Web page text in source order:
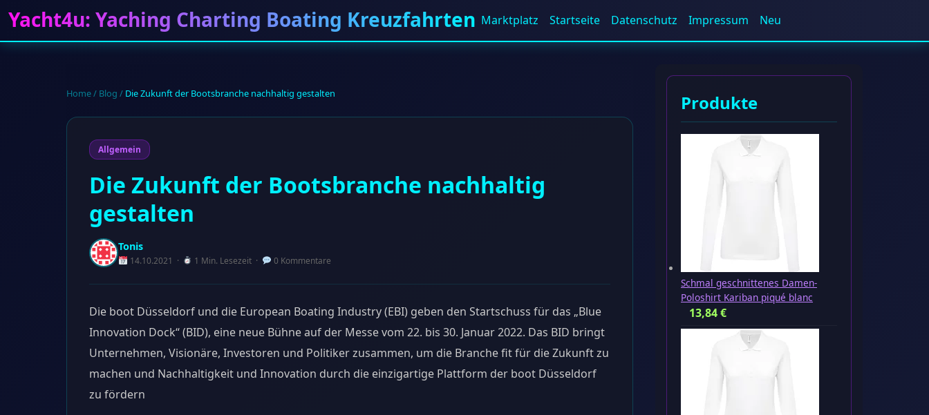
Yacht4u: Yaching Charting Boating Kreuzfahrten Marktplatz Startseite Datenschutz Impressum Neu
Home/ Blog / Die Zukunft der Bootsbranche nachhaltig gestalten
Allgemein
Die Zukunft der Bootsbranche nachhaltig
gestalten
Tonis
14.10.2021 · 1 Min. Lesezeit · 0 Kommentare
Die boot Düsseldorf und die European Boating Industry (EBI) geben den Startschuss für das „Blue
Innovation Dock“ (BID), eine neue Bühne auf der Messe vom 22. bis 30. Januar 2022. Das BID bringt
Unternehmen, Visionäre, Investoren und Politiker zusammen, um die Branche fit für die Zukunft zu
machen und Nachhaltigkeit und Innovation durch die einzigartige Plattform der boot Düsseldorf
zu fördern
Produkte
Schmal geschnittenes Damen-
Poloshirt Kariban piqué blanc
13,84€